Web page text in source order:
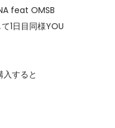
feat OMSB
1日目同様YOU
すると
のおすすめクラブ10選【2024
年最新】